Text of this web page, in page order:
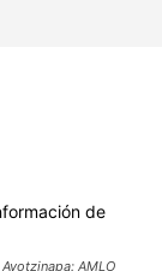
AMLO